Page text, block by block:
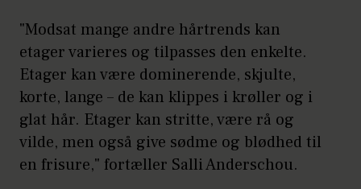
"Modsat mange andre hårtrends kan
etager varieres og tilpasses den enkelte.
Etager kan være dominerende, skjulte,
korte, lange – de kan klippes i krøller og i
glat hår. Etager kan stritte, være rå og
vilde, men også give sødme og blødhed til
en frisure," fortæller Salli Anderschou.